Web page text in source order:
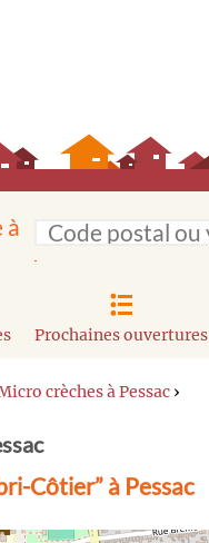
à
Prochaines ouvertures
crèches à Pessac ›
Côtier” à Pessac